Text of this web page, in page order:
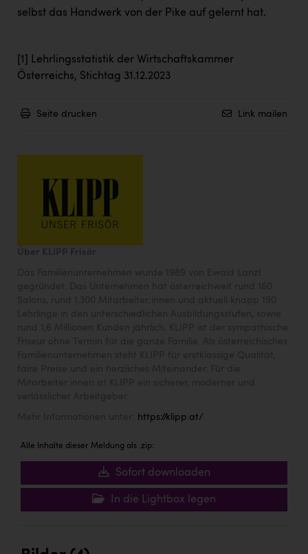
selbst das Handwerk von der Pike auf gelernt hat.
[1]
Lehrlingsstatistik der Wirtschaftskammer
Österreichs, Stichtag 31.12.2023
Seite drucken Link mailen
https://klipp.at/
Alle Inhalte dieser Meldung als .zip:
Sofort downloaden
In die Lightbox legen